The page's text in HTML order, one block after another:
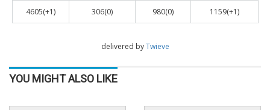
4605(+1) 306(0) 980(0) 1159(+1)
delivered byTwieve
YOU MIGHT ALSO LIKE